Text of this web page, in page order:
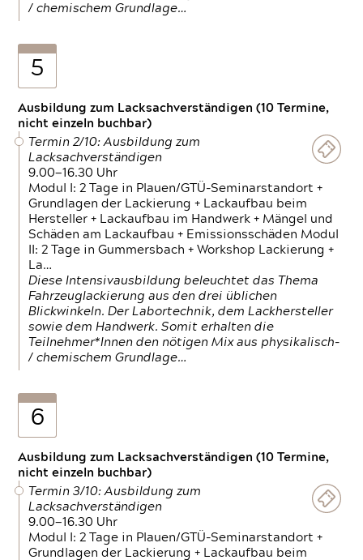
/ chemischem Grundlage…
5
Ausbildung zum Lacksachverständigen (10 Termine,
nicht einzeln buchbar)
Termin 2/10: Ausbildung zum
Lacksachverständigen
9.00—16.30 Uhr
Modul I: 2 Tage in Plauen/GTÜ-Seminarstandort +
Grundlagen der Lackierung + Lackaufbau beim
Hersteller + Lackaufbau im Handwerk + Mängel und
Schäden am Lackaufbau + Emissionsschäden Modul
II: 2 Tage in Gummersbach + Workshop Lackierung +
La…
Diese Intensivausbildung beleuchtet das Thema
Fahrzeuglackierung aus den drei üblichen
Blickwinkeln. Der Labortechnik, dem Lackhersteller
sowie dem Handwerk. Somit erhalten die
Teilnehmer*Innen den nötigen Mix aus physikalisch-
/ chemischem Grundlage…
6
Ausbildung zum Lacksachverständigen (10 Termine,
nicht einzeln buchbar)
Termin 3/10: Ausbildung zum
Lacksachverständigen
9.00—16.30 Uhr
Modul I: 2 Tage in Plauen/GTÜ-Seminarstandort +
Grundlagen der Lackierung + Lackaufbau beim